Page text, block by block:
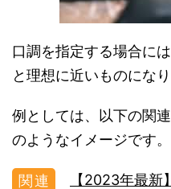
口調を指定する場合に
と理想に近いものにな
例としては、以下の関
のようなイメージです。
【2023年最